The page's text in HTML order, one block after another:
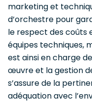
marketing et
d’orchestre pour
le respect des coûts
équipes techniques,
est ainsi en charge
œuvre et la gestion
s’assure de la
adéquation avec